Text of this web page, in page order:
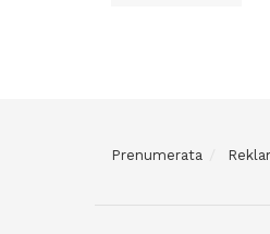
Prenumerata